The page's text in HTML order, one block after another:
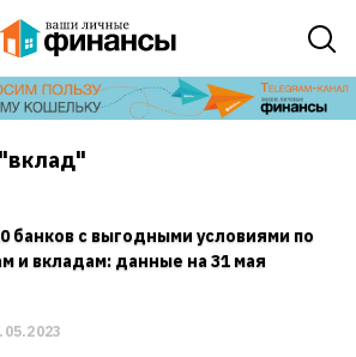
"вклад"
банков с выгодными условиями по
и вкладам: данные на 31 мая